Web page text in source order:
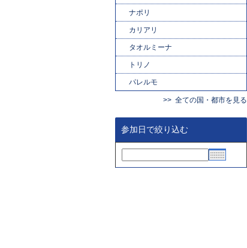
ナポリ
カリアリ
タオルミーナ
トリノ
パレルモ
全ての国・都市を見る
参加日で絞り込む